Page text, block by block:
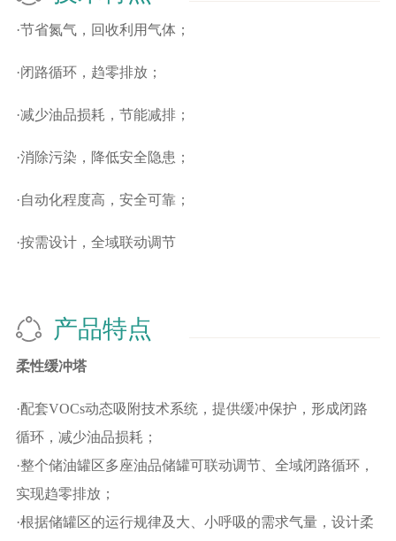
·节省氮气，回收利用气体；
·闭路循环，趋零排放；
·减少油品损耗，节能减排；
·消除污染，降低安全隐患；
·自动化程度高，安全可靠；
·按需设计，全域联动调节
产品特点
柔性缓冲塔
·配套VOCs动态吸附技术系统，提供缓冲保护，形成闭路
循环，减少油品损耗；
·整个储油罐区多座油品储罐可联动调节、全域闭路循环，
实现趋零排放；
·根据储罐区的运行规律及大、小呼吸的需求气量，设计柔